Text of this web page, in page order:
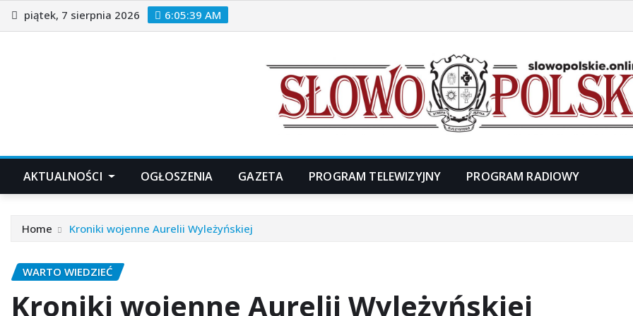
Skip
to
piątek, 7 sierpnia 2026 6:05:40 AM
AKTUALNOŚCI OGŁOSZENIA GAZETA PROGRAM TELEWIZYJNY PROGRAM RADIOWY
Home Kroniki wojenne Aurelii Wyleżyńskiej
WARTO WIEDZIEĆ
Kroniki wojenne Aurelii Wyleżyńskiej